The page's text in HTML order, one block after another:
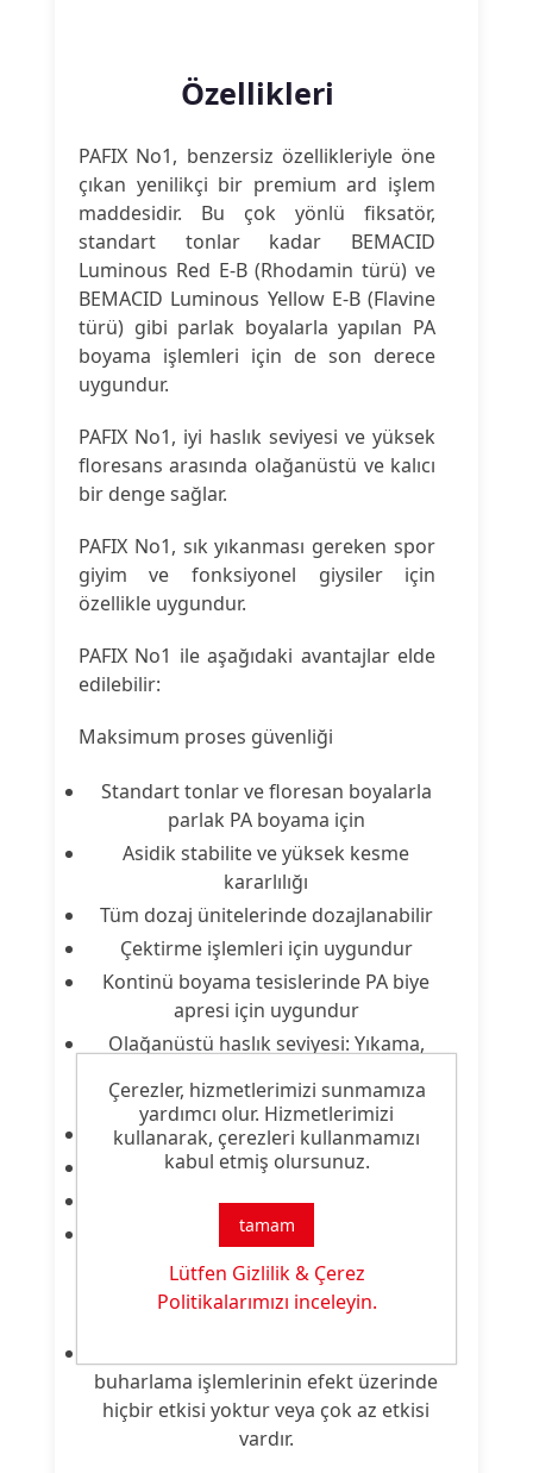
Özellikleri
PAFIX No1, benzersiz özellikleriyle öne
çıkan yenilikçi bir premium ard işlem
maddesidir. Bu çok yönlü fiksatör,
standart tonlar kadar BEMACID
Luminous Red E-B (Rhodamin türü) ve
BEMACID Luminous Yellow E-B (Flavine
türü) gibi parlak boyalarla yapılan PA
boyama işlemleri için de son derece
uygundur.
PAFIX No1, iyi haslık seviyesi ve yüksek
floresans arasında olağanüstü ve kalıcı
bir denge sağlar.
PAFIX No1, sık yıkanması gereken spor
giyim ve fonksiyonel giysiler için
özellikle uygundur.
PAFIX No1 ile aşağıdaki avantajlar elde
edilebilir:
Maksimum proses güvenliği
Standart tonlar ve floresan boyalarla
parlak PA boyama için
Asidik stabilite ve yüksek kesme
kararlılığı
Tüm dozaj ünitelerinde dozajlanabilir
Çektirme işlemleri için uygundur
Kontinü boyama tesislerinde PA biye
apresi için uygundur
Olağanüstü haslık seviyesi: Yıkama,
iyileştirilmiş haslıklar
Işık haslığına negatif etkisi yoktur
Kumaşın tuşesini etkilemez
WO/PA için rezerve malzemesi
Renk tonunda veya sararma eğiliminde
önemli bir etki yaratmaz, bu nedenle
pastel tonları ve parlak renkler için
buharlama işlemlerinin efekt üzerinde
hiçbir etkisi yoktur veya çok az etkisi
vardır.
Çerezler, hizmetlerimizi sunmamıza
yardımcı olur. Hizmetlerimizi
kullanarak, çerezleri kullanmamızı
kabul etmiş olursunuz.
tamam
Lütfen Gizlilik & Çerez
Politikalarımızı inceleyin.